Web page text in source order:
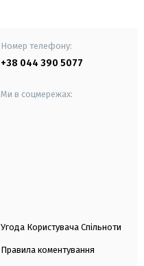
Номер телефону:
+38 044 390 5077
Ми в соцмережах:
Угода Користувача Спільноти
Правила коментування